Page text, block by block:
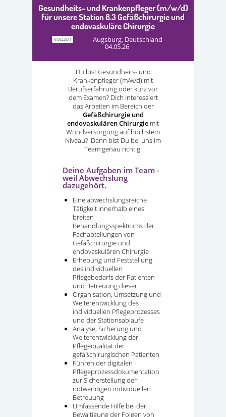
Gesundheits- und Krankenpfleger (m/w/d)
für unsere Station 8.3 Gefäßchirurgie und
endovaskuläre Chirurgie
VOLLZEIT Augsburg, Deutschland
04.05.26
Du bist Gesundheits- und
Krankenpfleger (m/w/d) mit
Berufserfahrung oder kurz vor
dem Examen? Dich interessiert
das Arbeiten im Bereich der
Gefäßchirurgie und
endovaskulären Chirurgie mit
Wundversorgung auf höchstem
Niveau? Dann bist Du bei uns im
Team genau richtig!
Deine Aufgaben im Team -
weil Abwechslung
dazugehört.
Eine abwechslungsreiche
Tätigkeit innerhalb eines
breiten
Behandlungsspektrums der
Fachabteilungen von
Gefäßchirurgie und
endovaskulären Chirurgie
Erhebung und Feststellung
des individuellen
Pflegebedarfs der Patienten
und Betreuung dieser
Organisation, Umsetzung und
Weiterentwicklung des
individuellen Pflegeprozesses
und der Stationsabläufe
Analyse, Sicherung und
Weiterentwicklung der
Pflegequalität der
gefäßchirurgischen Patienten
Führen der digitalen
Pflegeprozessdokumentation
zur Sicherstellung der
notwendigen individuellen
Betreuung
Umfassende Hilfe bei der
Bewältigung der Folgen von